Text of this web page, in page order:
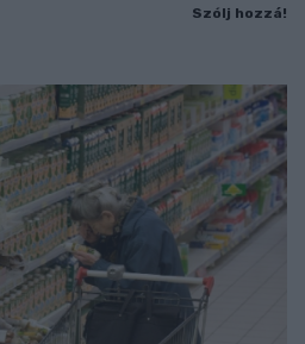
Szólj hozzá!